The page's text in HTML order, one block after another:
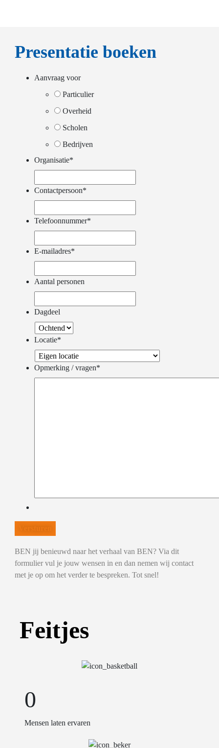
Presentatie boeken
Aanvraag voor
Particulier
Overheid
Scholen
Bedrijven
Organisatie*
Contactpersoon*
Telefoonnummer*
E-mailadres*
Aantal personen
Dagdeel
Locatie*
Opmerking / vragen*
BEN jij benieuwd naar het verhaal van BEN? Via dit
formulier vul je jouw wensen in en dan nemen wij contact
met je op om het verder te bespreken. Tot snel!
Feitjes
0
Mensen laten ervaren